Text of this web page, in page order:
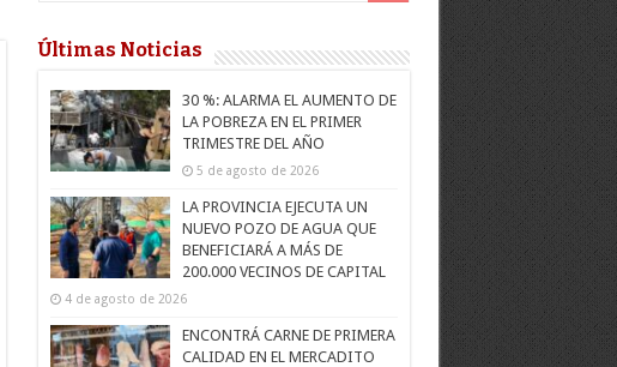
Últimas Noticias
30 %: ALARMA EL AUMENTO DE
LA POBREZA EN EL PRIMER
TRIMESTRE DEL AÑO
5 de agosto de 2026
LA PROVINCIA EJECUTA UN
NUEVO POZO DE AGUA QUE
BENEFICIARÁ A MÁS DE
200.000 VECINOS DE CAPITAL
4 de agosto de 2026
ENCONTRÁ CARNE DE PRIMERA
CALIDAD EN EL MERCADITO